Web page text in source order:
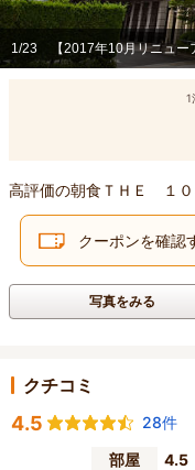
1/23 【2017年10月リニュ
1
高評価の朝食ＴＨＥ １
クーポンを確認
写真をみる
クチコミ
4.5
28件
部屋
4.5